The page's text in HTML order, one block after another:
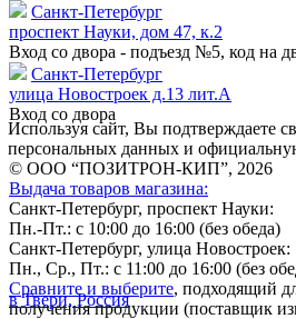
Санкт-Петербург
проспект Науки, дом 47, к.2
Вход со двора - подъезд №5, код на
Санкт-Петербург
улица Новостроек д.13 лит.А
Вход со двора
Используя сайт, Вы подтверждаете
персональных данных и
© ООО “ПОЗИТРОН-КИП”, 2026
Выдача товаров магазина:
Санкт-Петербург, проспект Науки:
Пн.-Пт.: с 10:00 до 16:00 (без обеда)
Санкт-Петербург, улица Новостроек:
Пн., Ср., Пт.: с 11:00 до 16:00 (без
Сравните и выберите, подходящий
получения продукции (поставщик
в Твери, Россия